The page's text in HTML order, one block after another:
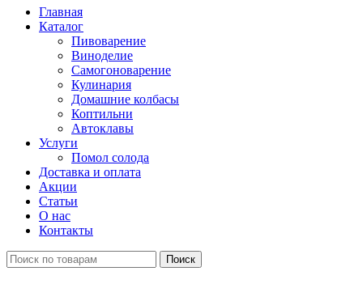
Главная
Каталог
Пивоварение
Виноделие
Самогоноварение
Кулинария
Домашние колбасы
Коптильни
Автоклавы
Услуги
Помол солода
Доставка и оплата
Акции
Статьи
О нас
Контакты